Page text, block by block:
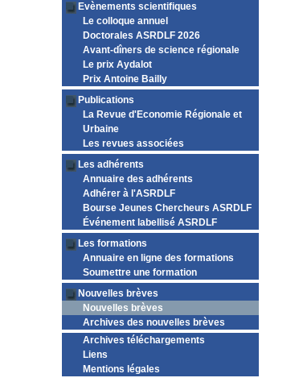
Evènements scientifiques
Le colloque annuel
Doctorales ASRDLF 2026
Avant-dîners de science régionale
Le prix Aydalot
Prix Antoine Bailly
Publications
La Revue d'Economie Régionale et
Urbaine
Les revues associées
Les adhérents
Annuaire des adhérents
Adhérer à l'ASRDLF
Bourse Jeunes Chercheurs ASRDLF
Événement labellisé ASRDLF
Les formations
Annuaire en ligne des formations
Soumettre une formation
Nouvelles brèves
Nouvelles brèves
Archives des nouvelles brèves
Archives téléchargements
Liens
Mentions légales